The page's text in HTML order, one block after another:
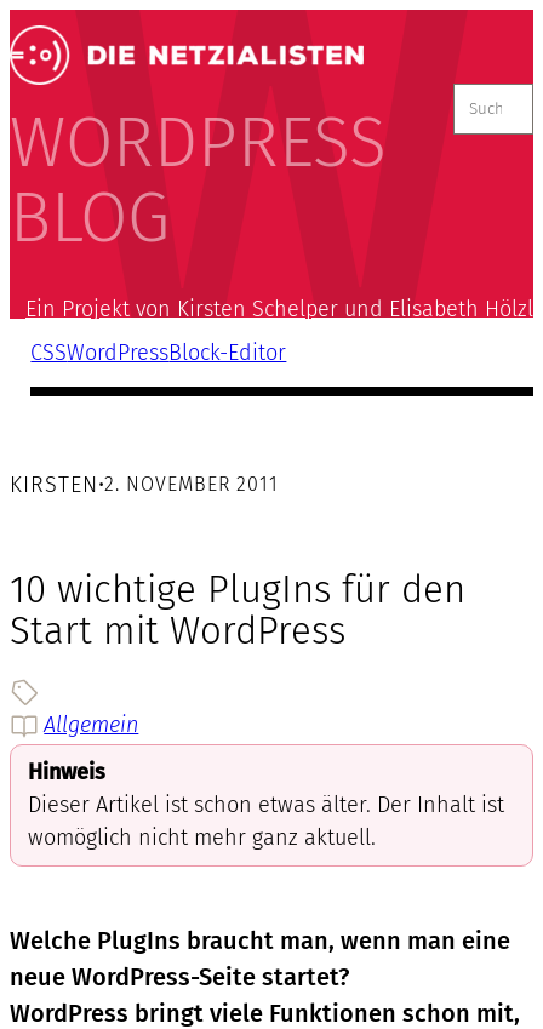
WORDPRESS
BLOG
nach:
Ein Projekt von Kirsten Schelper und Elisabeth Hölzl
CSSWordPressBlock-Editor
KIRSTEN•2. NOVEMBER 2011
10 wichtige PlugIns für den
Start mit WordPress
Allgemein
Hinweis
Dieser Artikel ist schon etwas älter. Der Inhalt ist
womöglich nicht mehr ganz aktuell.
Welche PlugIns braucht man, wenn man eine
neue WordPress-Seite startet?
WordPress bringt viele Funktionen schon mit,